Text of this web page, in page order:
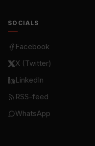
SOCIALS
Facebook
X (Twitter)
LinkedIn
RSS-feed
WhatsApp